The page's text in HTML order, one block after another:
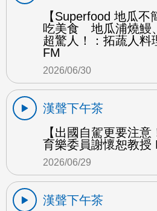
【Superfood 地瓜
吃美食 地瓜浦燒鰻
超驚人！：拓蔬人料
FM
2026/06/30
漢聲下午茶
【出國自駕更要注
育樂委員謝懷恕教授
2026/06/29
漢聲下午茶